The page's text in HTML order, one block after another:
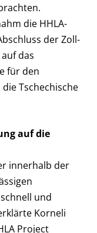
die HHLA-
der Zoll-
das
für den
Tschechische
auf die
innerhalb der
und
Korneli
Project